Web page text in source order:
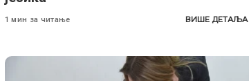
1 мин за читање ВИШЕ ДЕТАЉА